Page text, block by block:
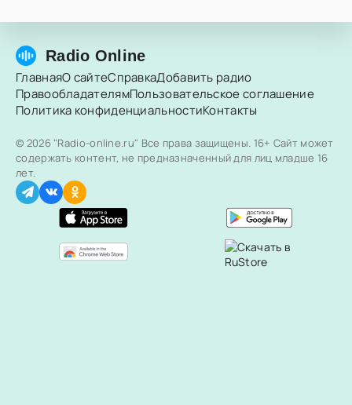
Radio Online
ГлавнаяО сайтеСправкаДобавить радио
ПравообладателямПользовательское соглашение
Политика конфиденциальностиКонтакты
© 2026 "Radio-online.ru" Все права защищены. 16+ Сайт может
содержать контент, не предназначенный для лиц младше 16
лет.